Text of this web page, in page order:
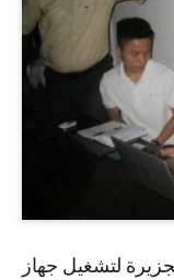
لتشغيل جهاز